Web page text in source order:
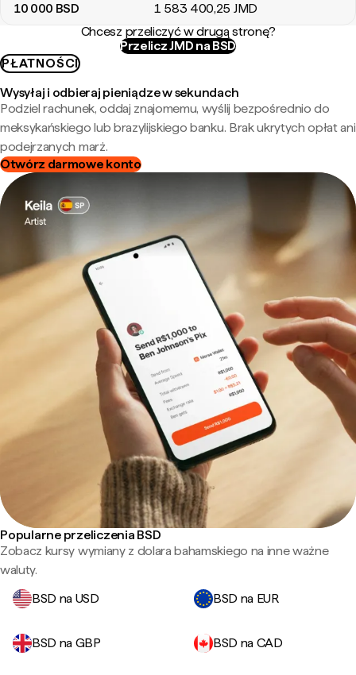
10 000 BSD 1 583 400,25 JMD
Chcesz przeliczyć w drugą stronę?
Przelicz JMD na BSD
PŁATNOŚCI
Wysyłaj i odbieraj pieniądze w sekundach
Podziel rachunek, oddaj znajomemu, wyślij bezpośrednio do
meksykańskiego lub brazylijskiego banku. Brak ukrytych opłat ani
podejrzanych marż.
Otwórz darmowe konto
Popularne przeliczenia BSD
Zobacz kursy wymiany z dolara bahamskiego na inne ważne
waluty.
BSD na USD
BSD na EUR
BSD na GBP BSD na CAD